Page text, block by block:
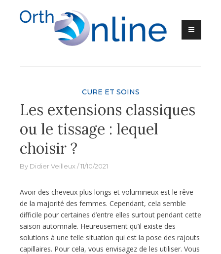
Skip
CURE ET SOINS
Les extensions classiques
ou le tissage : lequel
choisir ?
By Didier Veilleux 11/10/2021
Avoir des cheveux plus longs et volumineux est le rêve
de la majorité des femmes. Cependant, cela semble
difficile pour certaines d’entre elles surtout pendant cette
saison automnale. Heureusement qu’il existe des
solutions à une telle situation qui est la pose des rajouts
capillaires. Pour cela, vous envisagez de les utiliser. Vous